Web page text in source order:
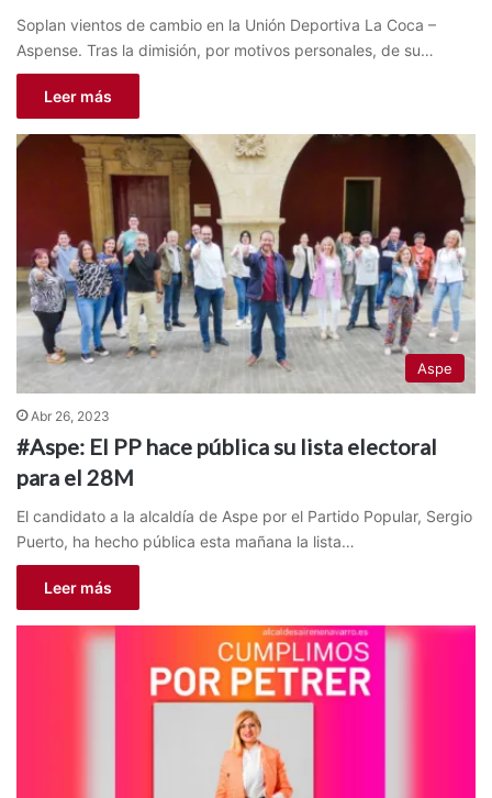
Soplan vientos de cambio en la Unión Deportiva La Coca –
Aspense. Tras la dimisión, por motivos personales, de su…
Leer más
Aspe
Abr 26, 2023
#Aspe: El PP hace pública su lista electoral
para el 28M
El candidato a la alcaldía de Aspe por el Partido Popular, Sergio
Puerto, ha hecho pública esta mañana la lista…
Leer más